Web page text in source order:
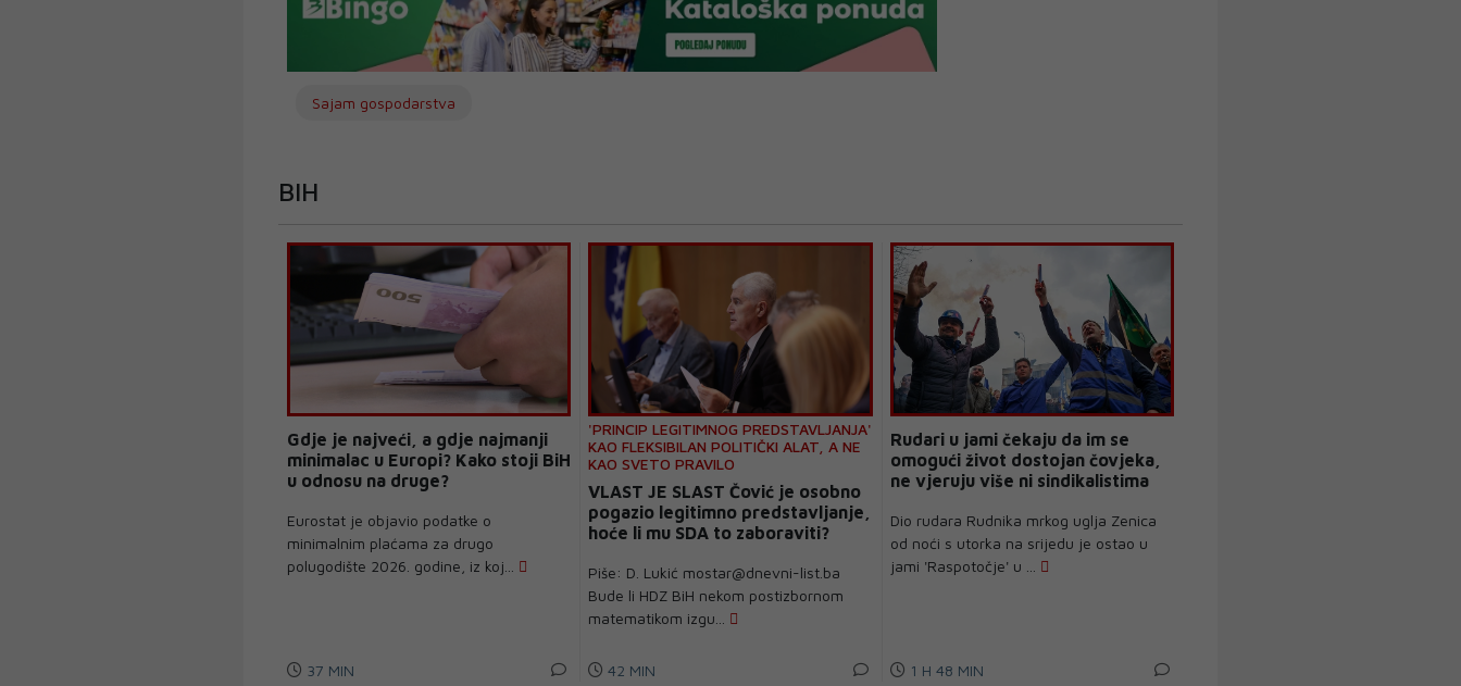
Sajam gospodarstva
BIH
Gdje je najveći, a gdje najmanji
minimalac u Europi? Kako stoji BiH
u odnosu na druge?
Eurostat je objavio podatke o
minimalnim plaćama za drugo
polugodište 2026. godine, iz koj...
37 MIN
'PRINCIP LEGITIMNOG PREDSTAVLJANJA'
KAO FLEKSIBILAN POLITIČKI ALAT, A NE
KAO SVETO PRAVILO
VLAST JE SLAST Čović je osobno
pogazio legitimno predstavljanje,
hoće li mu SDA to zaboraviti?
Piše: D. Lukić mostar@dnevni-list.ba
Bude li HDZ BiH nekom postizbornom
matematikom izgu...
42 MIN
Rudari u jami čekaju da im se
omogući život dostojan čovjeka,
ne vjeruju više ni sindikalistima
Dio rudara Rudnika mrkog uglja Zenica
od noći s utorka na srijedu je ostao u
jami 'Raspotočje' u ...
1 H 48 MIN